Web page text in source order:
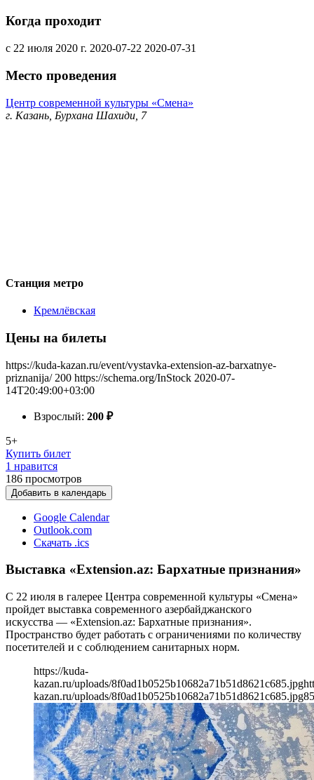
Когда проходит
с 22 июля 2020 г. 2020-07-22 2020-07-31
Место проведения
Центр современной культуры «Смена»
г. Казань, Бурхана Шахиди, 7
Станция метро
Кремлёвская
Цены на билеты
https://kuda-kazan.ru/event/vystavka-extension-az-barxatnye-
priznanija/ 200 https://schema.org/InStock 2020-07-
14T20:49:00+03:00
Взрослый: 200 ₽
5+
Купить билет
1 нравится
186 просмотров
Добавить в календарь
Google Calendar
Outlook.com
Скачать .ics
Выставка «Extension.az: Бархатные признания»
С 22 июля в галерее Центра современной культуры «Смена»
пройдет выставка современного азербайджанского
искусства — «Extension.az: Бархатные признания».
Пространство будет работать с ограничениями по количеству
посетителей и с соблюдением санитарных норм.
https://kuda-
kazan.ru/uploads/8f0ad1b0525b10682a71b51d8621c685.jpg
kazan.ru/uploads/8f0ad1b0525b10682a71b51d8621c685.jpg